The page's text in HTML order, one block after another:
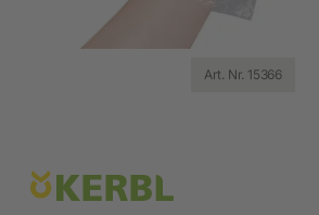
Art. Nr. 15366